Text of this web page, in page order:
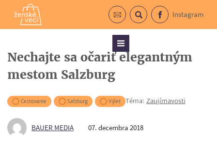
Prihlásiť sa do newslettra
Vyhľadávanie
Facebook
Instagram
Nechajte sa očariť elegantným
mestom Salzburg
Cestovanie Salzburg Výlet Téma: Zaujímavosti
BAUER MEDIA 07. decembra 2018